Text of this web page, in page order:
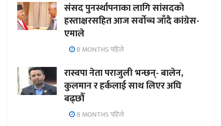
संसद पुनर्स्थापनाका लागि सांसदको
हस्ताक्षरसहित आज सर्वोच्च जाँदै कांग्रेस-
एमाले
8 MONTHS पहिले
रास्वपा नेता पराजुली भन्छन्- बालेन,
कुलमान र हर्कलाई साथ लिएर अघि
बढ्छौँ
8 MONTHS पहिले